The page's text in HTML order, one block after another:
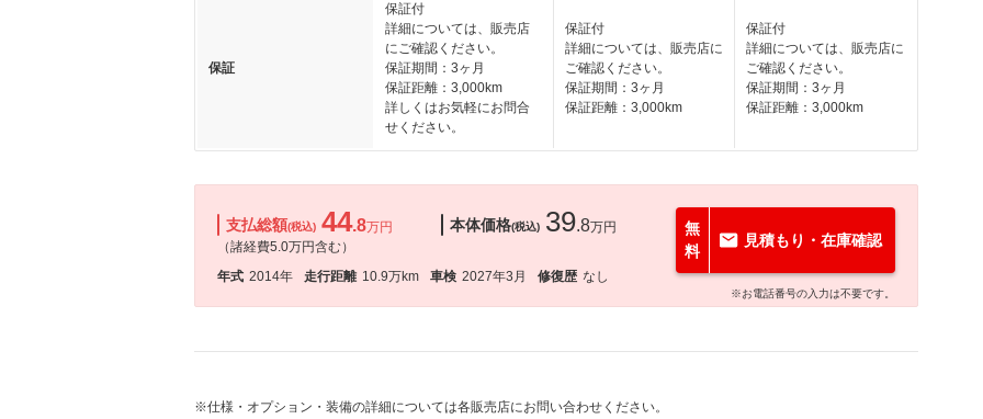
保証
保証付
詳細については、販売店
にご確認ください。
保証期間：3ヶ月
保証距離：3,000km
詳しくはお気軽にお問合
せください。
保証付
詳細については、販売店に
ご確認ください。
保証期間：3ヶ月
保証距離：3,000km
保証付
詳細については、販売店に
ご確認ください。
保証期間：3ヶ月
保証距離：3,000km
支払総額(税込) 44.8万円
（諸経費5.0万円含む）
本体価格(税込) 39.8万円
年式 2014年 走行距離 10.9万km 車検 2027年3月 修復歴 なし
無
料
見積もり・在庫確認
※お電話番号の入力は不要です。
※仕様・オプション・装備の詳細については各販売店にお問い合わせください。